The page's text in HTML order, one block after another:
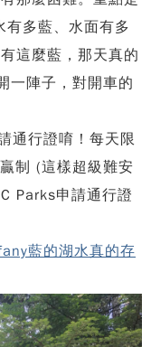
多藍、水面有多
這麼藍，那天真的
一陣子，對開車的
通行證唷！每天限
制 (這樣超級難安
Parks申請通行證
藍的湖水真的存